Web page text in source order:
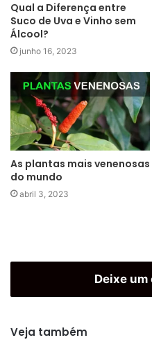
Qual a Diferença entre
Suco de Uva e Vinho sem
Álcool?
junho 16, 2023
As plantas mais venenosas
do mundo
abril 3, 2023
Deixe
Veja também